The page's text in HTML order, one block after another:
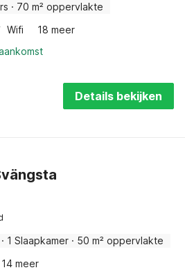
· 70 m² oppervlakte
Wifi
18 meer
Details bekijken
· 1 Slaapkamer · 50 m² oppervlakte
14 meer